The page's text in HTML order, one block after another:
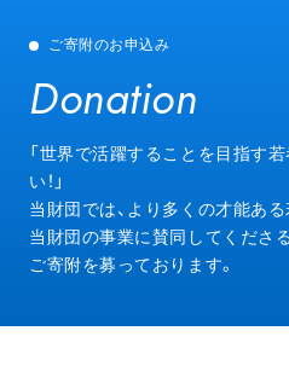
ご寄附のお申込み
Donation
Donation
「世界で活躍することを目指す
い！」
当財団では、より多くの才能あ
当財団の事業に賛同してくださ
ご寄附を募っております。